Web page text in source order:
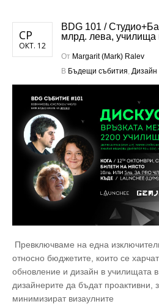
СР
ОКТ. 12
BDG 101 /
млрд. лева, училища
От Margarit (Mark) Ralev
В Бъдещи събития, Дизайн
Превключваме на една
относно бюджетите, които се
обновление и дизайн в училищата
дизайнерите да бъдат проактивни,
минимизират визаулните